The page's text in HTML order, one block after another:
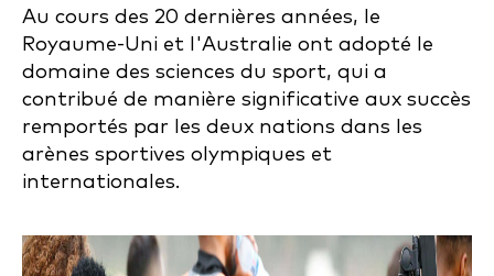
Au cours des 20 dernières années, le
Royaume-Uni et l'Australie ont adopté le
domaine des sciences du sport, qui a
contribué de manière significative aux succès
remportés par les deux nations dans les
arènes sportives olympiques et
internationales.